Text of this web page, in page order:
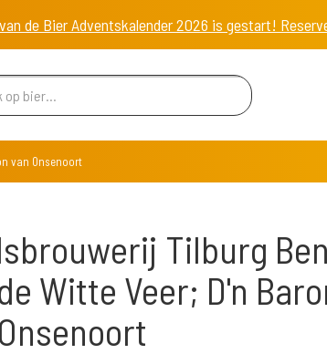
de Bier Adventskalender 2026 is gestart!
van Onsenoort
Tilburg
Witte Veer; D'n